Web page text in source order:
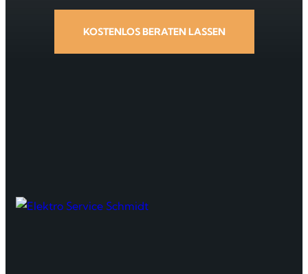
KOSTENLOS BERATEN LASSEN